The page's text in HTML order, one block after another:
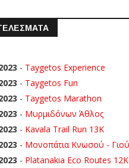
- Taygetos Experience
- Taygetos Fun
- Taygetos Marathon
- Μυρμιδόνων Άθλος
- Kavala Trail Run 13K
- Μονοπάτια Κνωσού -
- Platanakia Eco Routes 12K